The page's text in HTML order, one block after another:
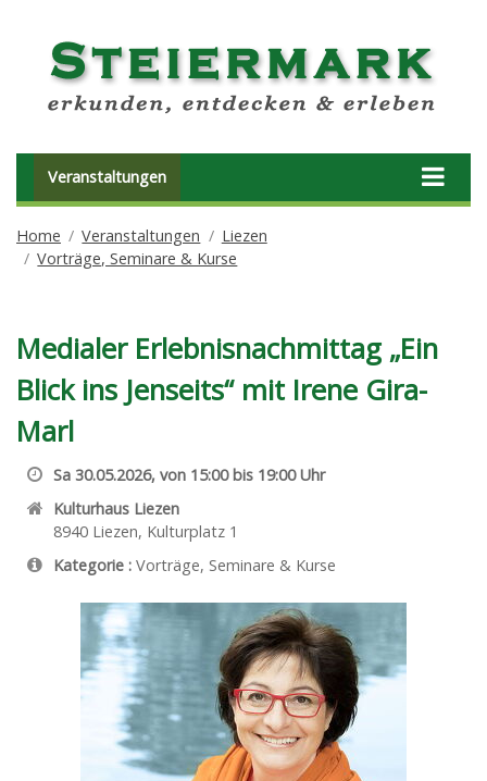
Veranstaltungen
Home Veranstaltungen
Liezen
Vorträge, Seminare & Kurse
Medialer Erlebnisnachmittag „Ein
Blick ins Jenseits“ mit Irene Gira-
Marl
Sa 30.05.2026, von 15:00 bis 19:00 Uhr
Kulturhaus Liezen
8940 Liezen, Kulturplatz 1
Kategorie :Vorträge, Seminare & Kurse